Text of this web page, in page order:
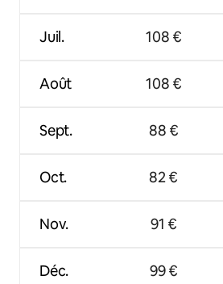
Juil.
Août
Sept.
Oct.
Nov.
Déc.
108 €
108 €
88 €
82 €
91 €
99 €